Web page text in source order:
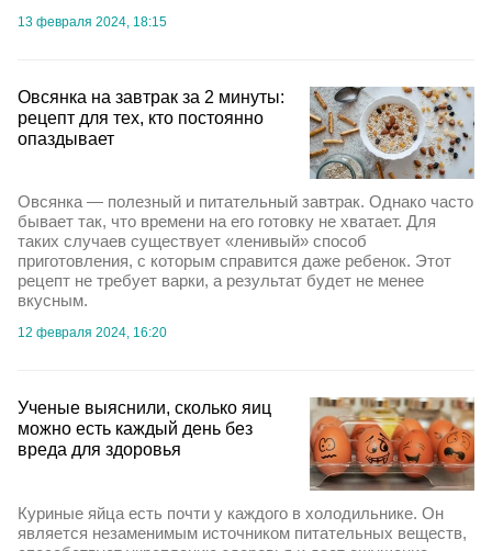
13 февраля 2024, 18:15
Овсянка на завтрак за 2 минуты:
рецепт для тех, кто постоянно
опаздывает
Овсянка — полезный и питательный завтрак. Однако часто
бывает так, что времени на его готовку не хватает. Для
таких случаев существует «ленивый» способ
приготовления, с которым справится даже ребенок. Этот
рецепт не требует варки, а результат будет не менее
вкусным.
12 февраля 2024, 16:20
Ученые выяснили, сколько яиц
можно есть каждый день без
вреда для здоровья
Куриные яйца есть почти у каждого в холодильнике. Он
является незаменимым источником питательных веществ,